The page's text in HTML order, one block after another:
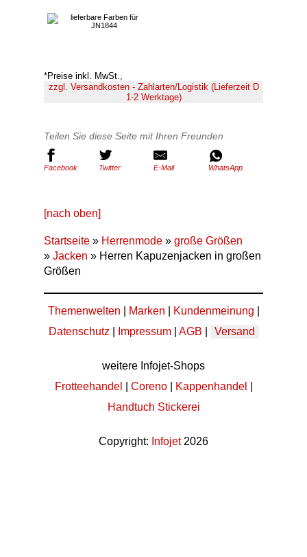
*Preise inkl. MwSt.,
zzgl. Versandkosten - Zahlarten/Logistik (Lieferzeit D
1-2 Werktage)
Teilen Sie diese Seite mit Ihren Freunden
Facebook Twitter E-Mail WhatsApp
[nach oben]
Startseite » Herrenmode » große Größen
» Jacken » Herren Kapuzenjacken in großen
Größen
Themenwelten Marken Kundenmeinung
Datenschutz
Impressum| AGB Versand
weitere Infojet-Shops
Frotteehandel
Coreno| Kappenhandel
Handtuch Stickerei
Copyright: Infojet2026